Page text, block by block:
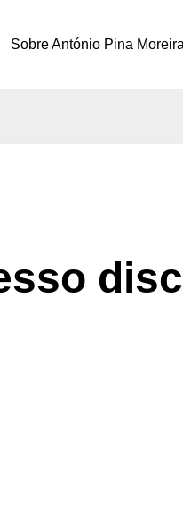
Sobre António Pina